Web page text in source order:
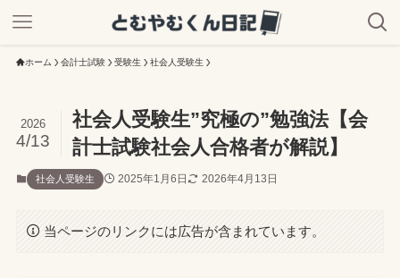
ホーム 会計士試験 受験生 社会人受験生
社会人受験生”究極の”勉強法【会
計士試験社会人合格者が解説】
2026
4/13
社会人受験生 2025年1月6日 2026年4月13日
当ページのリンクには広告が含まれています。